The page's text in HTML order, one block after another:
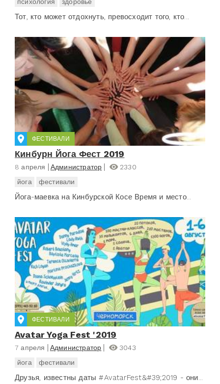
Тот, кто может отдохнуть, превосходит того, кто...
ФЕСТИВАЛИ
Кинбурн Йога Фест 2019
8 апреля Администратор
2330
йога
фестивали
Йога-маевка на Кинбурской Косе Время и место...
ФЕСТИВАЛИ
Avatar Yoga Fest '2019
7 апреля Администратор
3043
йога
фестивали
Друзья, известны даты #AvatarFest&#39;2019 - они...